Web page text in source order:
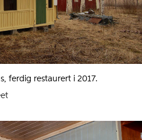
ferdig restaurert i 2017.